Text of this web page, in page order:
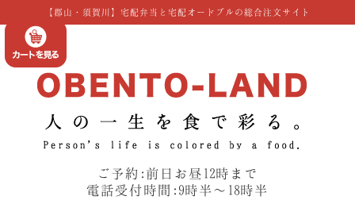
ン
ン
【郡山・須賀川】宅配弁当と宅配オードブルの総合注文サイト
ご予約:前日お昼12時まで
電話受付時間:9時半〜18時半